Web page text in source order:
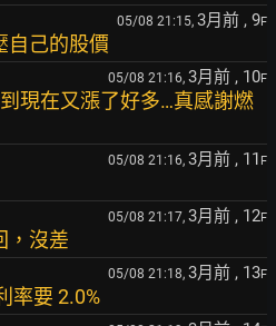
05/08 21:15, 3月前 , 9F
自己的股價
05/08 21:16, 3月前 , 10F
現在又漲了好多…真感謝燃
05/08 21:16, 3月前 , 11 F
05/08 21:17, 3月前 , 12F
，沒差
05/08 21:18, 3月前 , 13F
率要 2.0%